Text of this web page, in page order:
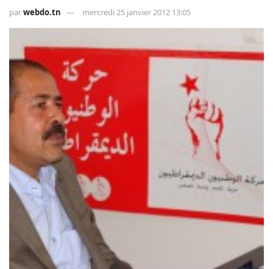
parwebdo.tn mercredi 25 janvier 2012 13:05